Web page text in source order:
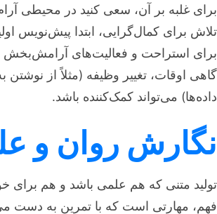
برای غلبه بر آن، سعی کنید در محیطی
تلاش برای کمال‌گرایی، ابتدا پیش‌نویس
برای استراحت و فعالیت‌های آرامش‌بخش
گاهی اوقات، تغییر وظیفه (مثلاً از نوشتن
داده‌ها) می‌تواند کمک‌کننده باشد.
نگارش روان و
تولید متنی که هم علمی باشد و هم برای
فهم، مهارتی است که با تمرین به دست